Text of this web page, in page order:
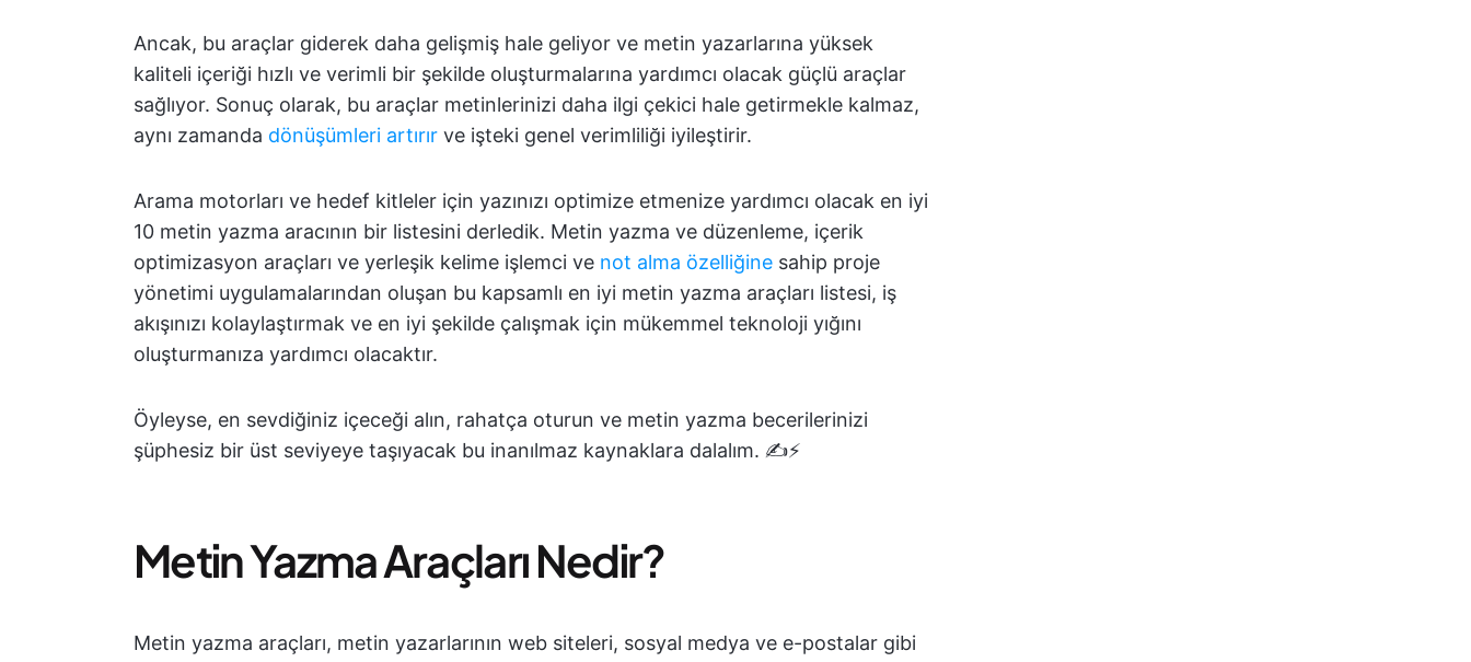
Ancak, bu araçlar giderek daha gelişmiş hale geliyor ve metin yazarlarına yüksek
kaliteli içeriği hızlı ve verimli bir şekilde oluşturmalarına yardımcı olacak güçlü araçlar
sağlıyor. Sonuç olarak, bu araçlar metinlerinizi daha ilgi çekici hale getirmekle kalmaz,
aynı zamanda dönüşümleri artırır ve işteki genel verimliliği iyileştirir.
Arama motorları ve hedef kitleler için yazınızı optimize etmenize yardımcı olacak en iyi
10 metin yazma aracının bir listesini derledik. Metin yazma ve düzenleme, içerik
optimizasyon araçları ve yerleşik kelime işlemci ve not alma özelliğine sahip proje
yönetimi uygulamalarından oluşan bu kapsamlı en iyi metin yazma araçları listesi, iş
akışınızı kolaylaştırmak ve en iyi şekilde çalışmak için mükemmel teknoloji yığını
oluşturmanıza yardımcı olacaktır.
Öyleyse, en sevdiğiniz içeceği alın, rahatça oturun ve metin yazma becerilerinizi
şüphesiz bir üst seviyeye taşıyacak bu inanılmaz kaynaklara dalalım. ✍️⚡️
Metin Yazma Araçları Nedir?
Metin yazma araçları, metin yazarlarının web siteleri, sosyal medya ve e-postalar gibi